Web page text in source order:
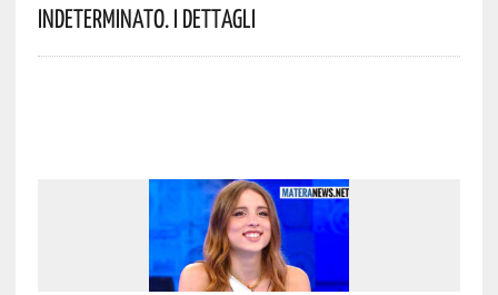
Indeterminato. I Dettagli